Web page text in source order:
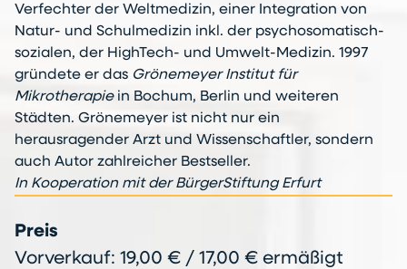
Verfechter der Weltmedizin, einer Integration von
Natur- und Schulmedizin inkl. der psychosomatisch-
sozialen, der HighTech- und Umwelt-Medizin. 1997
gründete er das Grönemeyer Institut für
Mikrotherapie in Bochum, Berlin und weiteren
Städten. Grönemeyer ist nicht nur ein
herausragender Arzt und Wissenschaftler, sondern
auch Autor zahlreicher Bestseller.
In Kooperation mit der BürgerStiftung Erfurt
Preis
Vorverkauf: 19,00 € / 17,00 € ermäßigt